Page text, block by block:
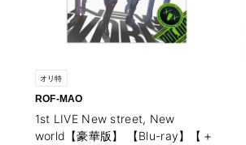
オリ特
ROF-MAO
1st LIVE New street, New
world【豪華版】 【Blu-ray】【＋